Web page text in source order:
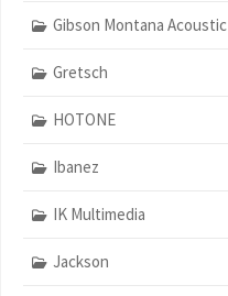
Gibson Montana Acoustic
Gretsch
HOTONE
Ibanez
IK Multimedia
Jackson